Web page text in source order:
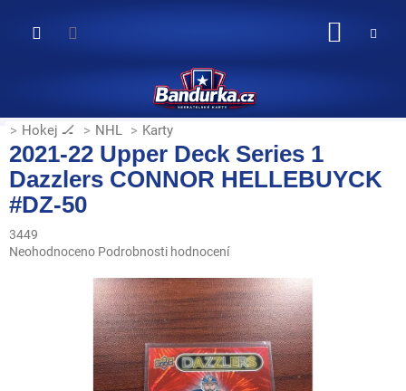
obsah
Hokej 🏒 NHL Karty
2021-22 Upper Deck Series 1
Dazzlers CONNOR HELLEBUYCK
#DZ-50
3449
Průměrné
Neohodnoceno Podrobnosti hodnocení